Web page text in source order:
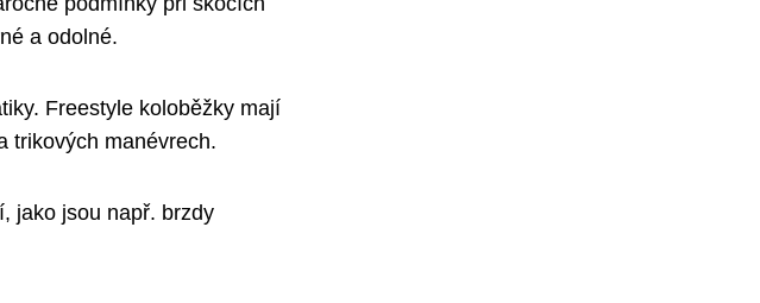
a odolné.
Freestyle koloběžky mají
trikových manévrech.
jako jsou např. brzdy